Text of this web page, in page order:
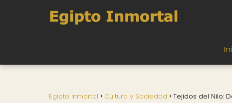
Egipto Inmortal Cultura y Sociedad Tejidos del Nilo: